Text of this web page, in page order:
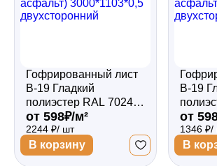
Забор
Водосточная система
Профили для
Гофрированный лист
В-19 Гладкий
полиэстер RAL 7024
(Мокрый асфальт)
3000*1103*0,5
двухсторонний
от 598₽/м²
2244 ₽/ шт
В корзину
В-19
от
1346 ₽/
В